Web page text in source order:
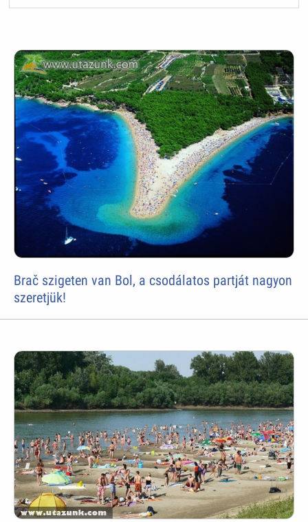
Brač szigeten van Bol, a csodálatos partját nagyon
szeretjük!